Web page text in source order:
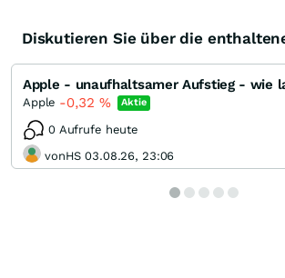
Diskutieren Sie über die
Apple - unaufhaltsamer Aufstieg - wie
Apple -0,32 % Aktie
0 Aufrufe heute
vonHS 03.08.26, 23:06